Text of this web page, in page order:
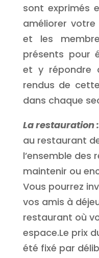
sont exprimés
améliorer
et les
présents pour
et y répondre
rendus de
dans chaque
La restauration :
au restaurant
l’ensemble des
maintenir ou
Vous pourrez
vos amis à
restaurant où
espace.Le prix
été fixé par